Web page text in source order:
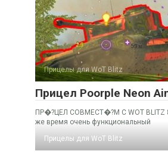
Прицелы для WoT Blitz
Прицел Poorple Neon
ПР�?ЦЕЛ СОВМЕСТ�?М С WOT BLITZ
же время очень функциональный
Прицелы для WoT Blitz